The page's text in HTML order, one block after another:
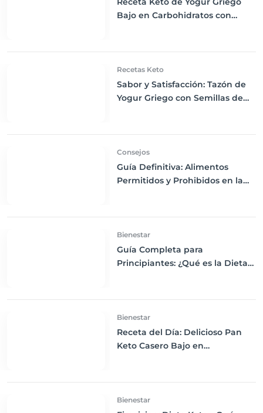
Bajo en Carbohidratos con
Recetas Keto
Sabor y Satisfacción: Tazón de
Yogur Griego con Semillas de
Consejos
Guía Definitiva: Alimentos
Permitidos y Prohibidos en la
Bienestar
Guía Completa para
Principiantes: ¿Qué es la Dieta
Bienestar
Receta del Día: Delicioso Pan
Keto Casero Bajo en
Bienestar